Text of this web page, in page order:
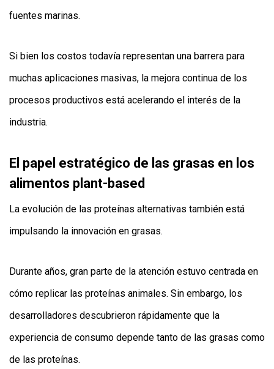
fuentes marinas.
Si bien los costos todavía representan una barrera para
muchas aplicaciones masivas, la mejora continua de los
procesos productivos está acelerando el interés de la
industria.
El papel estratégico de las grasas en los
alimentos plant-based
La evolución de las proteínas alternativas también está
impulsando la innovación en grasas.
Durante años, gran parte de la atención estuvo centrada en
cómo replicar las proteínas animales. Sin embargo, los
desarrolladores descubrieron rápidamente que la
experiencia de consumo depende tanto de las grasas como
de las proteínas.